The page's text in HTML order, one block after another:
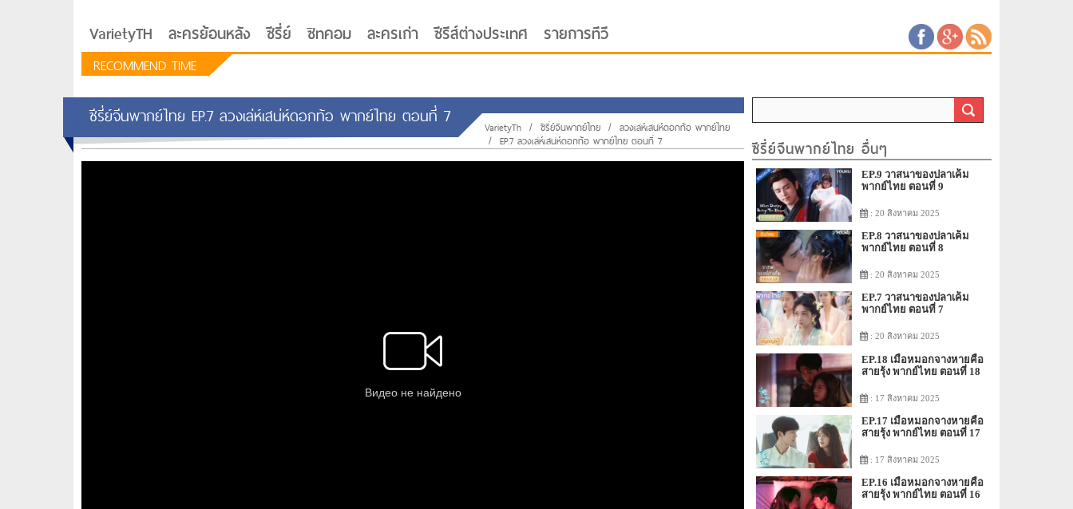
VarietyTH ละครย้อนหลัง ซีรี่ย์ ซิทคอม ละครเก่า ซีรีส์ต่างประเทศ รายการทีวี
RECOMMEND TIME
รักอยู่ประตูถัดไป
ซีรี่ย์จีนพากย์ไทย EP.7 ลวงเล่ห์เสน่ห์ดอกท้อ พากย์ไทย ตอนที่ 7 VarietyTh / ซีรี่ย์จีนพากย์ไทย / ลวงเล่ห์เสน่ห์ดอกท้อ พากย์ไทย
/ EP.7 ลวงเล่ห์เสน่ห์ดอกท้อ พากย์ไทย ตอนที่ 7 ซีรี่ย์จีนพากย์ไทย อื่นๆ
EP.9 วาสนาของปลาเค็ม
พากย์ไทย ตอนที่ 9
: 20 สิงหาคม 2025
EP.8 วาสนาของปลาเค็ม
พากย์ไทย ตอนที่ 8
: 20 สิงหาคม 2025
EP.7 วาสนาของปลาเค็ม
พากย์ไทย ตอนที่ 7
: 20 สิงหาคม 2025
EP.18 เมื่อหมอกจางหายคือ
สายรุ้ง พากย์ไทย ตอนที่ 18
: 17 สิงหาคม 2025
EP.17 เมื่อหมอกจางหายคือ
สายรุ้ง พากย์ไทย ตอนที่ 17
: 17 สิงหาคม 2025
EP.16 เมื่อหมอกจางหายคือ
สายรุ้ง พากย์ไทย ตอนที่ 16